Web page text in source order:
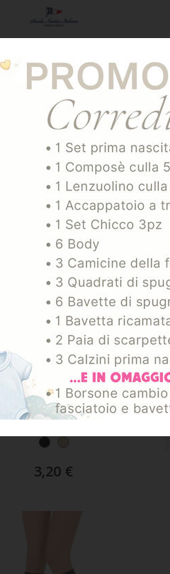
AL CARRELLO
Donna Caldo
Tinta Unita
1,60€
AL CARRELLO
MICRO 50 GB 110KPB
Confezione 2 Paia
Donna
Microfibra
3,20 €